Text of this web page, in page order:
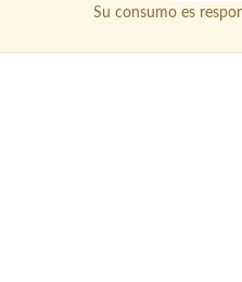
Su consumo es